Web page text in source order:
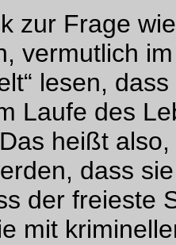
zur Frage
vermutlich
lesen,
Laufe des
heißt
dass
der freieste
mit